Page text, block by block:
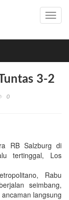
3-2
0
RB Salzburg di
tertinggal, Los
Rabu
seimbang,
langsung